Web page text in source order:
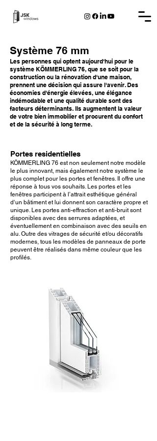
Système 76 mm
Les personnes qui optent aujourd‘hui pour le
système KÖMMERLING 76, que se soit pour la
construction ou la rénovation d‘une maison,
prennent une décision qui assure l‘avenir. Des
économies d‘énergie élevées, une élégance
indémodable et une qualité durable sont des
facteurs déterminants. Ils augmentent la valeur
de votre bien immobilier et procurent du confort
et de la sécurité à long terme.
Portes residentielles
KÖMMERLING 76 est non seulement notre modèle
le plus innovant, mais également notre système le
plus complet pour les portes et fenêtres. Il offre une
réponse à tous vos souhaits. Les portes et les
fenêtres participent à l’attrait esthétique général
d‘un bâtiment et lui donnent son caractère propre et
unique. Les portes anti-effraction et anti-bruit sont
disponibles avec des serrures adaptées, et
éventuellement en combinaison avec des seuils en
alu. Outre des vitrages de sécurité et/ou décoratifs
modernes, tous les modèles de panneaux de porte
peuvent être réalisés dans même couleur que les
profilés.